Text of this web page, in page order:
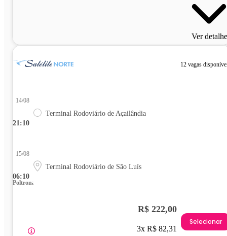
Ver
12 vagas
21:10
14/08
Terminal Rodoviário de Açailândia
06:10
15/08
Terminal Rodoviário de São Luís
Poltrona
R$ 222,00
3x R$ 82,31
Selecionar